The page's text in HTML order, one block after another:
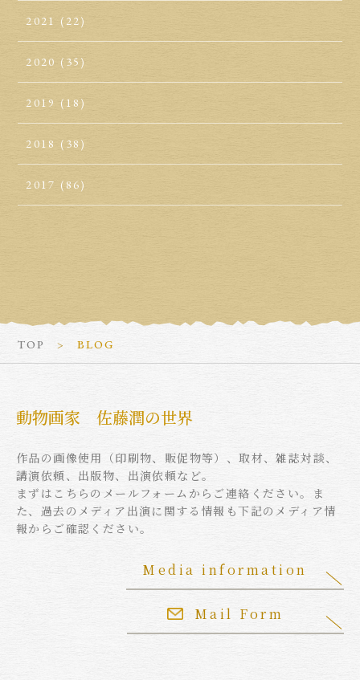
2021 (22)
2020 (35)
2019 (18)
2018 (38)
2017 (86)
TOP BLOG
動物画家 佐藤潤の世界
作品の画像使用（印刷物、販促物等）、取材、雑誌対談、
講演依頼、出版物、出演依頼など。
まずはこちらのメールフォームからご連絡ください。ま
た、過去のメディア出演に関する情報も下記のメディア情
報からご確認ください。
Mail Form
Media information